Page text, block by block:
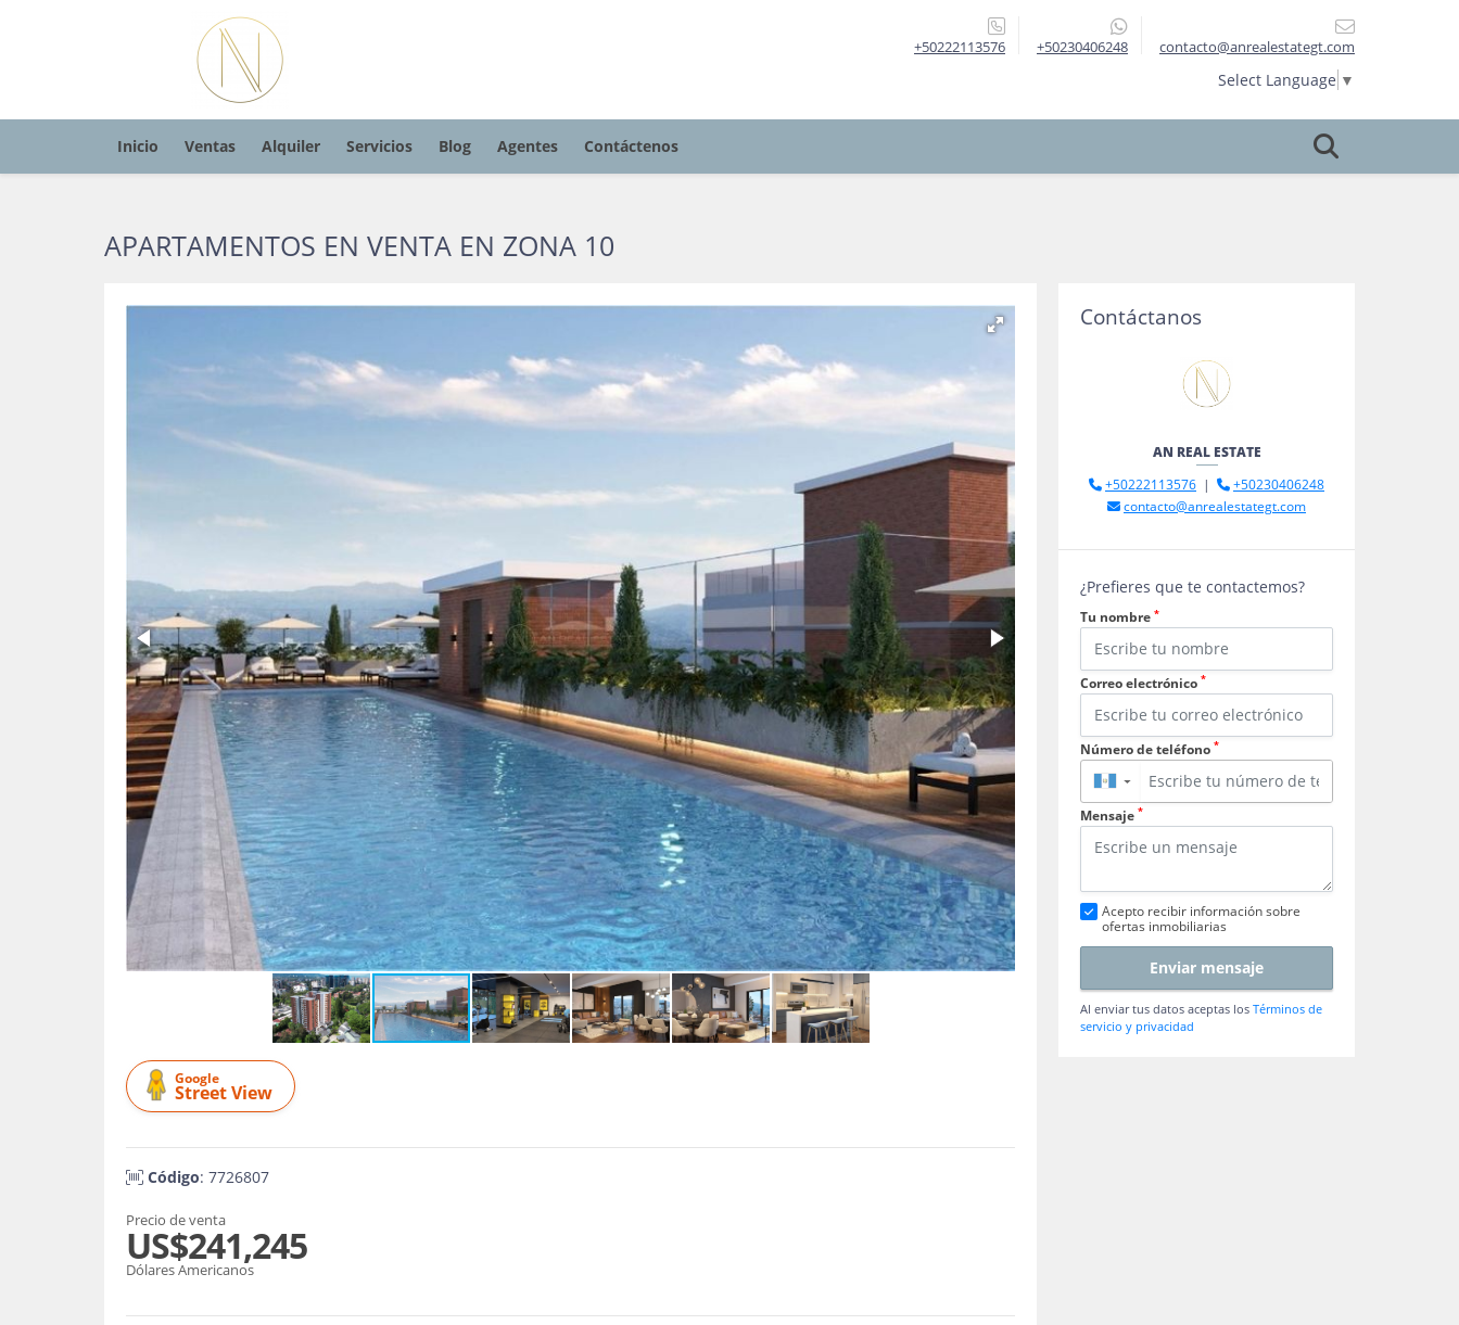
+50222113576 +50230406248 contacto@anrealestategt.com
Select Language ▼
Inicio Ventas Alquiler Servicios Blog Agentes Contáctenos
APARTAMENTOS EN VENTA EN ZONA 10
Google
Street View
Código: 7726807
Precio de venta
US$241,245
Dólares Americanos
Contáctanos
AN REAL ESTATE
+50222113576 |
+50230406248
contacto@anrealestategt.com
¿Prefieres que te contactemos?
Tu nombre *
Correo electrónico *
Número de teléfono *
▼
Mensaje *
Acepto recibir información sobre
ofertas inmobiliarias
Enviar mensaje
Al enviar tus datos aceptas los Términos de
servicio y privacidad